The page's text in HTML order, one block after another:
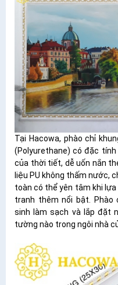
Tại Hacowa, phào chỉ
(Polyurethane) có đặc
của thời tiết, dễ uốn nắn
liệu PU không thấm nước,
toàn có thể yên tâm khi
tranh thêm nổi bật.
Phào
sinh làm sạch và lắp đặt
tường nào trong ngôi nhà